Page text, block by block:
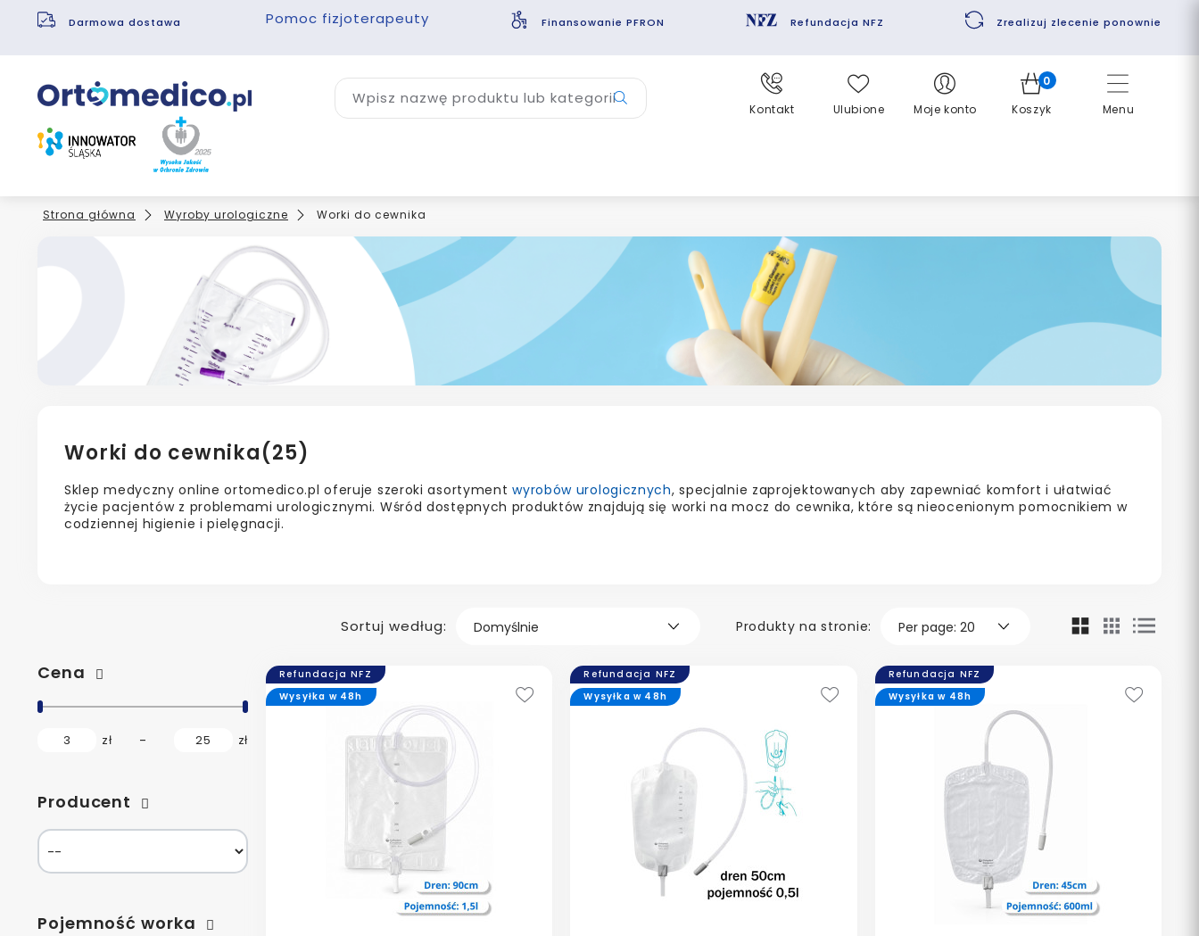
Darmowa dostawa Pomoc fizjoterapeuty Finansowanie PFRON Refundacja NFZ Zrealizuj zlecenie ponownie
Menu
Wpisz nazwę produktu lub kategorii
Kontakt Ulubione Moje konto
0
Koszyk
Strona główna Wyroby urologiczne Worki do cewnika
Worki do cewnika(25)
Sklep medyczny online ortomedico.pl oferuje szeroki asortymentwyrobów urologicznych, specjalnie zaprojektowanych aby zapewniać komfort i ułatwiać
życie pacjentów z problemami urologicznymi. Wśród dostępnych produktów znajdują się worki na mocz do cewnika, które są nieocenionym pomocnikiem w
codziennej higienie i pielęgnacji.
Cena
3 zł 25 zł
Producent
Pojemność worka
Sortuj według: Produkty na stronie:
Refundacja NFZ
Wysyłka w 48h
Refundacja NFZ
Wysyłka w 48h
Refundacja NFZ
Wysyłka w 48h